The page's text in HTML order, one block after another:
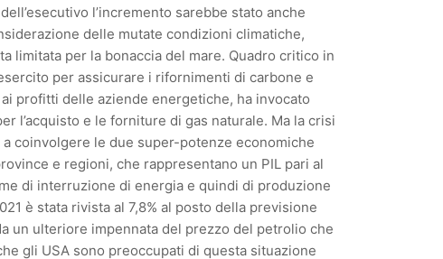
l’incremento sarebbe stato anche
delle mutate condizioni climatiche,
limitata per la bonaccia del mare. Quadro critico in
per assicurare i rifornimenti di carbone e
profitti delle aziende energetiche, ha invocato
l’acquisto e le forniture di gas naturale. Ma la crisi
coinvolgere le due super-potenze economiche
e regioni, che rappresentano un PIL pari al
di interruzione di energia e quindi di produzione
è stata rivista al 7,8% al posto della previsione
un ulteriore impennata del prezzo del petrolio che
gli USA sono preoccupati di questa situazione